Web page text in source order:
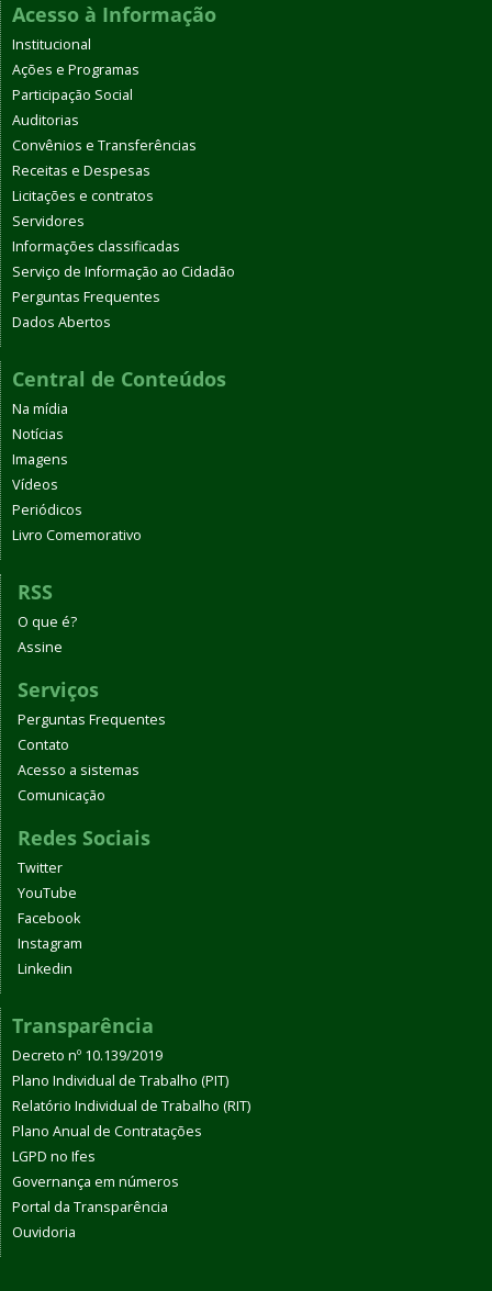
Acesso à Informação
Institucional
Ações e Programas
Participação Social
Auditorias
Convênios e Transferências
Receitas e Despesas
Licitações e contratos
Servidores
Informações classificadas
Serviço de Informação ao Cidadão
Perguntas Frequentes
Dados Abertos
Central de Conteúdos
Na mídia
Notícias
Imagens
Vídeos
Periódicos
Livro Comemorativo
RSS
O que é?
Assine
Serviços
Perguntas Frequentes
Contato
Acesso a sistemas
Comunicação
Redes Sociais
Twitter
YouTube
Facebook
Instagram
Linkedin
Transparência
Decreto nº 10.139/2019
Plano Individual de Trabalho (PIT)
Relatório Individual de Trabalho (RIT)
Plano Anual de Contratações
LGPD no Ifes
Governança em números
Portal da Transparência
Ouvidoria